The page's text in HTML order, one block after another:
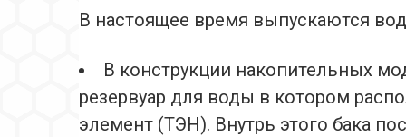
В настоящее время выпускаются
В конструкции накопительных
резервуар для воды в котором
элемент (ТЭН). Внутрь этого бака